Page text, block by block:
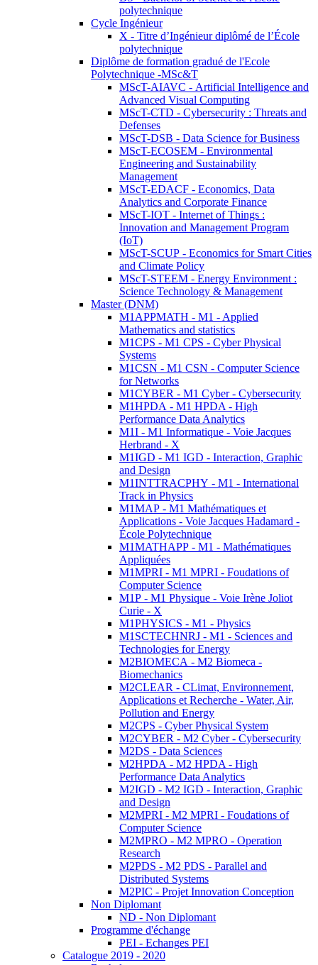
polytechnique
Cycle Ingénieur
X - Titre d’Ingénieur diplômé de l’École
polytechnique
Diplôme de formation gradué de l'Ecole
Polytechnique -MSc&T
MScT-AIAVC - Artificial Intelligence and
Advanced Visual Computing
MScT-CTD - Cybersecurity : Threats and
Defenses
MScT-DSB - Data Science for Business
MScT-ECOSEM - Environmental
Engineering and Sustainability
Management
MScT-EDACF - Economics, Data
Analytics and Corporate Finance
MScT-IOT - Internet of Things :
Innovation and Management Program
(IoT)
MScT-SCUP - Economics for Smart Cities
and Climate Policy
MScT-STEEM - Energy Environment :
Science Technology & Management
Master (DNM)
M1APPMATH - M1 - Applied
Mathematics and statistics
M1CPS - M1 CPS - Cyber Physical
Systems
M1CSN - M1 CSN - Computer Science
for Networks
M1CYBER - M1 Cyber - Cybersecurity
M1HPDA - M1 HPDA - High
Performance Data Analytics
M1I - M1 Informatique - Voie Jacques
Herbrand - X
M1IGD - M1 IGD - Interaction, Graphic
and Design
M1INTTRACPHY - M1 - International
Track in Physics
M1MAP - M1 Mathématiques et
Applications - Voie Jacques Hadamard -
École Polytechnique
M1MATHAPP - M1 - Mathématiques
Appliquées
M1MPRI - M1 MPRI - Foudations of
Computer Science
M1P - M1 Physique - Voie Irène Joliot
Curie - X
M1PHYSICS - M1 - Physics
M1SCTECHNRJ - M1 - Sciences and
Technologies for Energy
M2BIOMECA - M2 Biomeca -
Biomechanics
M2CLEAR - CLimat, Environnement,
Applications et Recherche - Water, Air,
Pollution and Energy
M2CPS - Cyber Physical System
M2CYBER - M2 Cyber - Cybersecurity
M2DS - Data Sciences
M2HPDA - M2 HPDA - High
Performance Data Analytics
M2IGD - M2 IGD - Interaction, Graphic
and Design
M2MPRI - M2 MPRI - Foudations of
Computer Science
M2MPRO - M2 MPRO - Operation
Research
M2PDS - M2 PDS - Parallel and
Distributed Systems
M2PIC - Projet Innovation Conception
Non Diplomant
ND - Non Diplomant
Programme d'échange
PEI - Echanges PEI
Catalogue 2019 - 2020